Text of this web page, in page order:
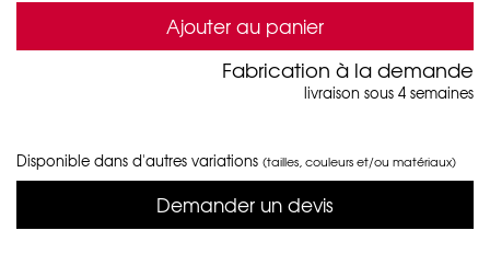
Ajouter au panier
Fabrication à la demande
livraison sous 4 semaines
Disponible dans d'autres variations (tailles, couleurs et/ou matériaux)
Demander un devis